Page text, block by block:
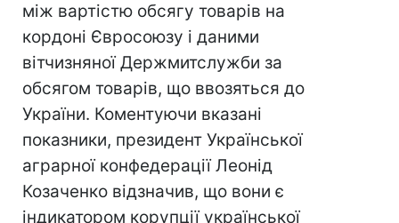
між вартістю обсягу товарів на
кордоні Євросоюзу і даними
вітчизняної Держмитслужби за
обсягом товарів, що ввозяться до
України. Коментуючи вказані
показники, президент Української
аграрної конфедерації Леонід
Козаченко відзначив, що вони є
індикатором корупції української